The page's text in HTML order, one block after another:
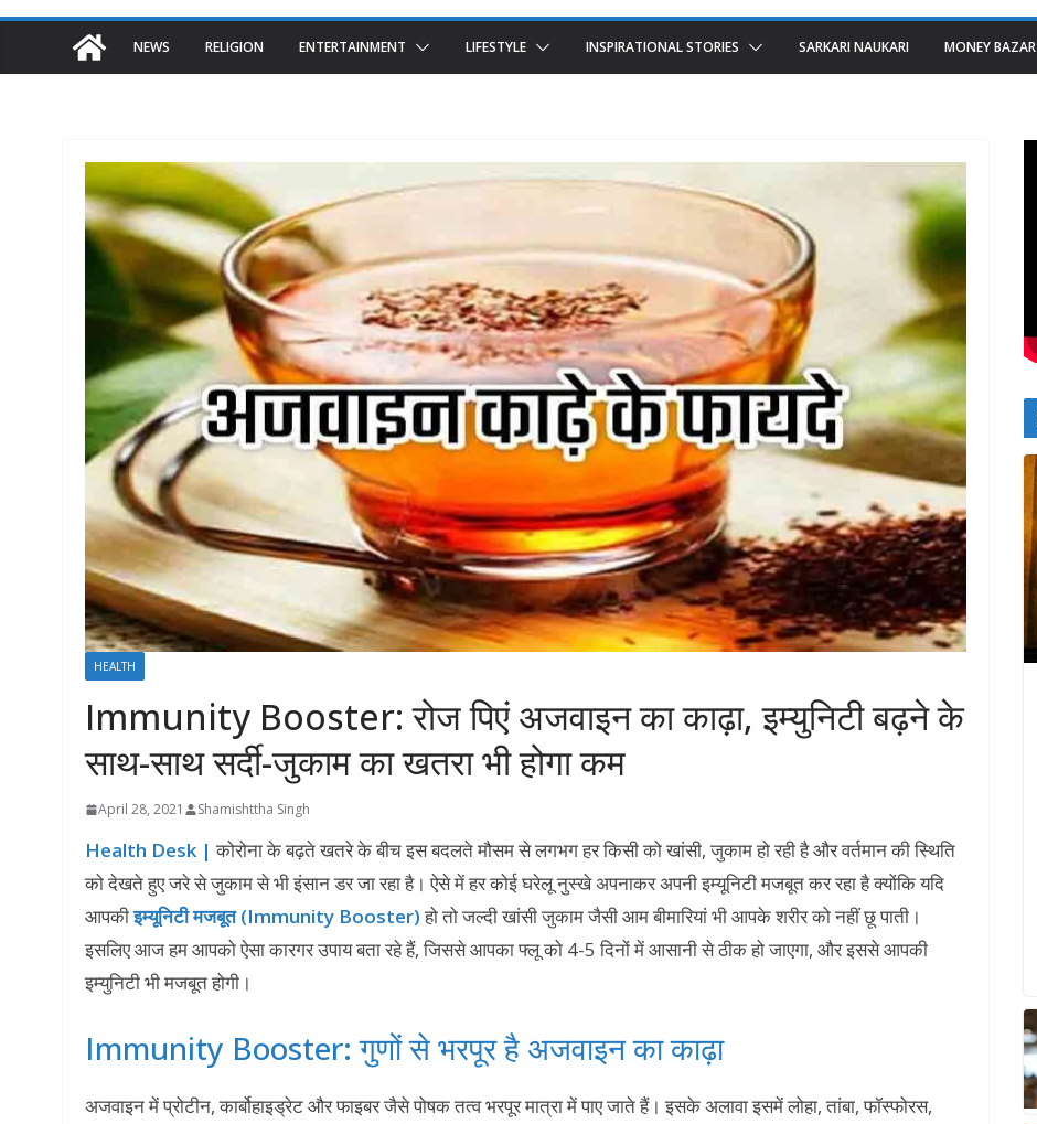
NEWS RELIGION ENTERTAINMENT LIFESTYLE INSPIRATIONAL STORIES SARKARI NAUKARI MONEY BAZAR
HEALTH
Immunity Booster: रोज पिएं अजवाइन का काढ़ा, इम्युनिटी बढ़ने के
साथ-साथ सर्दी-जुकाम का खतरा भी होगा कम
April 28, 2021 Shamishttha Singh
Health Desk | कोरोना के बढ़ते खतरे के बीच इस बदलते मौसम से लगभग हर किसी को खांसी, जुकाम हो रही है और वर्तमान की स्थिति
को देखते हुए जरे से जुकाम से भी इंसान डर जा रहा है। ऐसे में हर कोई घरेलू नुस्खे अपनाकर अपनी इम्यूनिटी मजबूत कर रहा है क्योंकि यदि
आपकीइम्यूनिटी मजबूत (Immunity Booster)हो तो जल्दी खांसी जुकाम जैसी आम बीमारियां भी आपके शरीर को नहीं छू पाती।
इसलिए आज हम आपको ऐसा कारगर उपाय बता रहे हैं, जिससे आपका फ्लू को 4-5 दिनों में आसानी से ठीक हो जाएगा, और इससे आपकी
इम्युनिटी भी मजबूत होगी।
Immunity Booster: गुणों से भरपूर है अजवाइन का काढ़ा
अजवाइन में प्रोटीन, कार्बोहाइड्रेट और फाइबर जैसे पोषक तत्व भरपूर मात्रा में पाए जाते हैं। इसके अलावा इसमें लोहा, तांबा, फॉस्फोरस,